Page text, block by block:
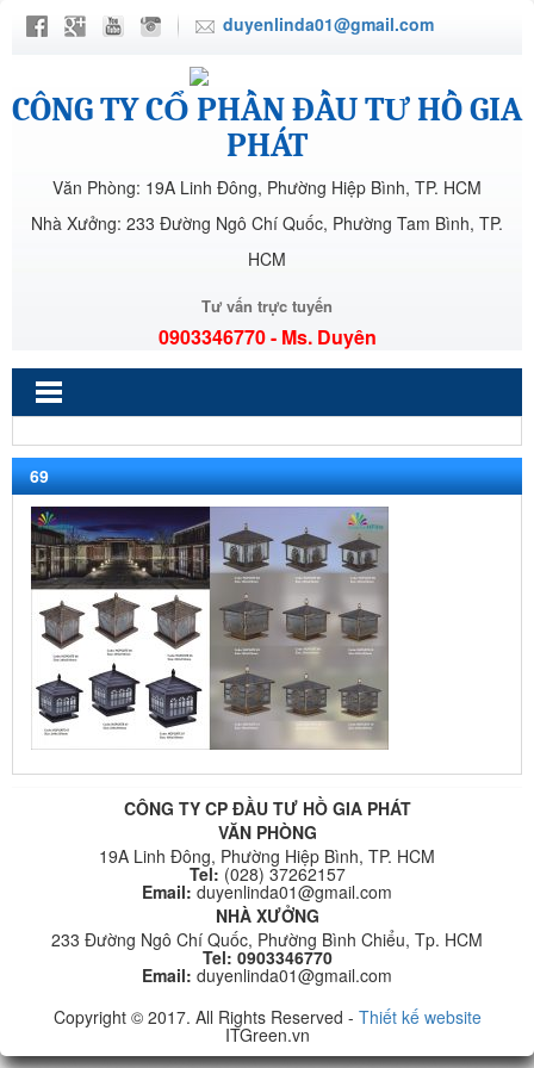
duyenlinda01@gmail.com
CÔNG TY CỔ PHẦN ĐẦU TƯ HỒ GIA
PHÁT
Văn Phòng: 19A Linh Đông, Phường Hiệp Bình, TP. HCM
Nhà Xưởng: 233 Đường Ngô Chí Quốc, Phường Tam Bình, TP.
HCM
Tư vấn trực tuyến
0903346770 - Ms. Duyên
69
CÔNG TY CP ĐẦU TƯ HỒ GIA PHÁT
VĂN PHÒNG
19A Linh Đông, Phường Hiệp Bình, TP. HCM
Tel: (028) 37262157
Email: duyenlinda01@gmail.com
NHÀ XƯỞNG
233 Đường Ngô Chí Quốc, Phường Bình Chiểu, Tp. HCM
Tel: 0903346770
Email: duyenlinda01@gmail.com
Copyright © 2017. All Rights Reserved - Thiết kế website
ITGreen.vn